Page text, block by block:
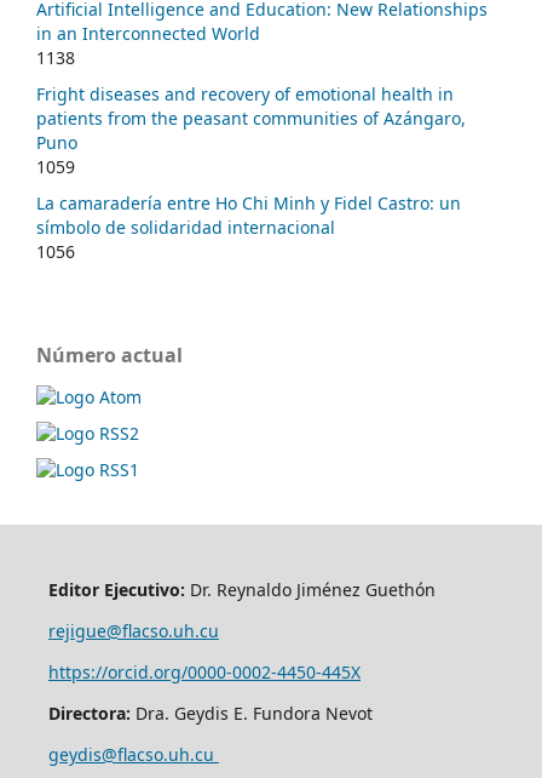
Artificial Intelligence and Education: New Relationships
in an Interconnected World
1138
Fright diseases and recovery of emotional health in
patients from the peasant communities of Azángaro,
Puno
1059
La camaradería entre Ho Chi Minh y Fidel Castro: un
símbolo de solidaridad internacional
1056
Número actual
Editor Ejecutivo: Dr. Reynaldo Jiménez Guethón
rejigue@flacso.uh.cu
https://orcid.org/0000-0002-4450-445X
Directora: Dra. Geydis E. Fundora Nevot
geydis@flacso.uh.cu